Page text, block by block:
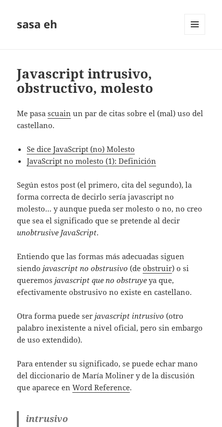
sasa eh
Javascript intrusivo,
obstructivo, molesto
Me pasascuain un par de citas sobre el (mal) uso del
castellano.
Se dice JavaScript (no) Molesto
JavaScript no molesto (1): Definición
Según estos post (el primero, cita del segundo), la
forma correcta de decirlo serí­a javascript no
molesto… y aunque pueda ser molesto o no, no creo
que sea el significado que se pretende al decir
unobtrusive JavaScript.
Entiendo que las formas más adecuadas siguen
siendojavascript no obstrusivo (deobstruir) o si
queremosjavascript que no obstruye ya que,
efectivamente obstrusivo no existe en castellano.
Otra forma puede serjavascript intrusivo (otro
palabro inexistente a nivel oficial, pero sin embargo
de uso extendido).
Para entender su significado, se puede echar mano
del diccionario de Marí­a Moliner y de la discusión
que aparece enWord Reference.
intrusivo